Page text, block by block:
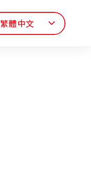
繁體中文